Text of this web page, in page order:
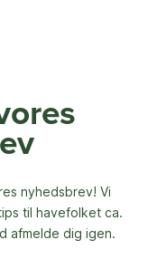
nyhedsbrev! Vi
til havefolket ca.
afmelde dig igen.